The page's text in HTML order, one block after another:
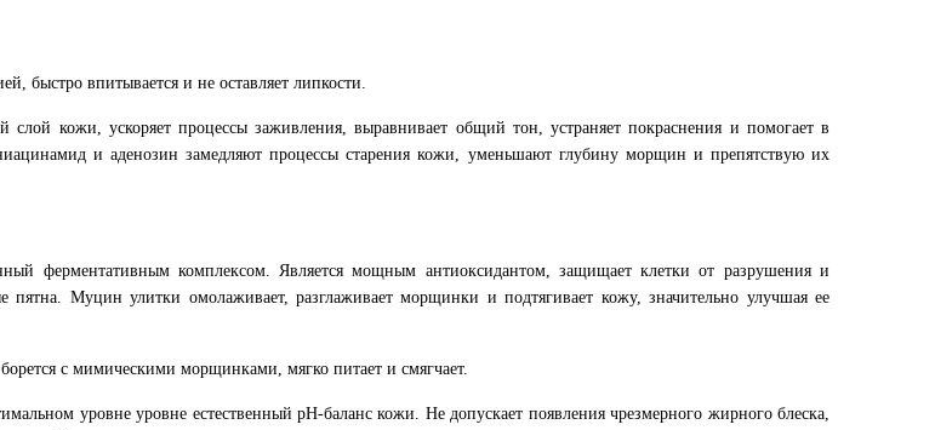
быстро впитывается и не оставляет липкости.
слой кожи, ускоряет процессы заживления, выравнивает общий тон, устраняет покраснения и помогает в
и аденозин замедляют процессы старения кожи, уменьшают глубину морщин и препятствую их
ферментативным комплексом. Является мощным антиоксидантом, защищает клетки от разрушения и
пятна. Муцин улитки омолаживает, разглаживает морщинки и подтягивает кожу, значительно улучшая ее
с мимическими морщинками, мягко питает и смягчает.
уровне уровне естественный pH-баланс кожи. Не допускает появления чрезмерного жирного блеска,